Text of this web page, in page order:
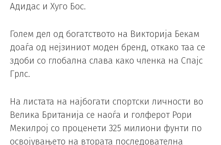
Адидас и Хуго Бос.
Голем дел од богатството на Викторија Бекам
доаѓа од нејзиниот моден бренд, откако таа се
здоби со глобална слава како членка на Спајс
Грлс.
На листата на најбогати спортски личности во
Велика Британија се наоѓа и голферот Рори
Мекилрој со проценети 325 милиони фунти по
освојувањето на втората последователна